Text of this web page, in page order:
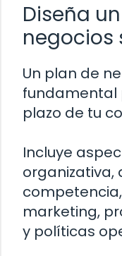
Diseña
negocios
Un plan de
fundamental
plazo de tu
Incluye
organizativa,
marketing,
y políticas